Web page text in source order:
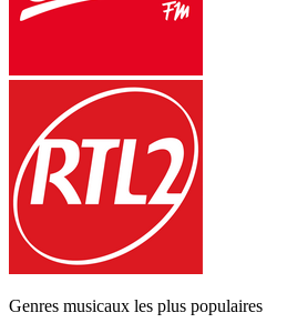
Genres musicaux les plus populaires